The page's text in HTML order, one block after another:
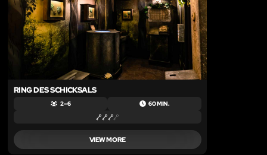
RING DES SCHICKSALS
2 – 6 60 MIN.
VIEW MORE